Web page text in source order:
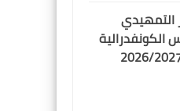
التمهيدي
الكونفدرالية
2026/2027